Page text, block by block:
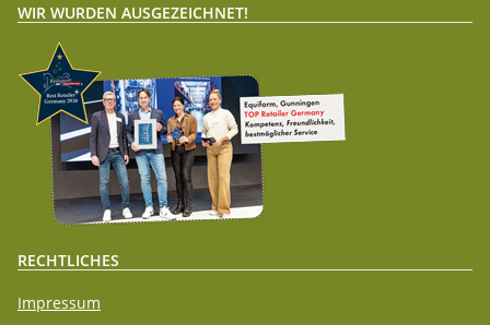
WIR WURDEN AUSGEZEICHNET!
RECHTLICHES
Impressum